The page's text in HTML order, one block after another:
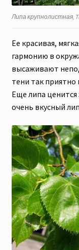
Липа крупнолистная,
Ее красивая,
гармонию в
высаживают
тени так
Еще липа ценится
очень вкусный